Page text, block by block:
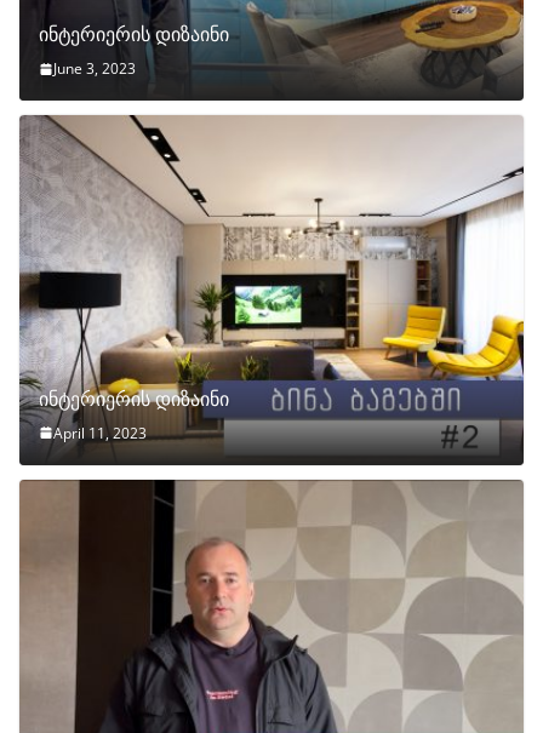
ინტერიერის დიზაინი
June 3, 2023
ინტერიერის დიზაინი
April 11, 2023